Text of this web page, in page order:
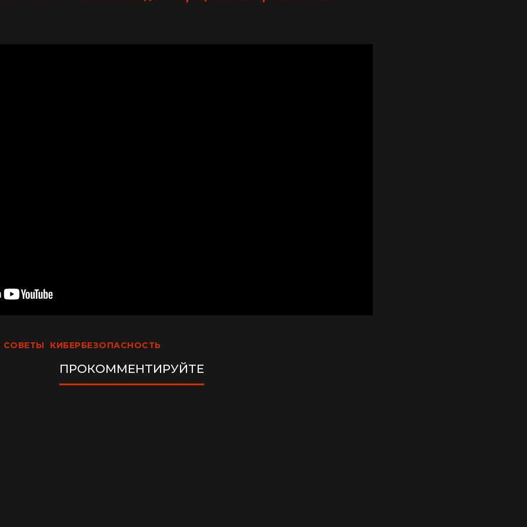
СОВЕТЫ КИБЕРБЕЗОПАСНОСТЬ
ПРОКОММЕНТИРУЙТЕ